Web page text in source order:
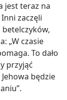
jest teraz na
zaczęli
betelczyków,
„W czasie
To dało
przyjąć
będzie